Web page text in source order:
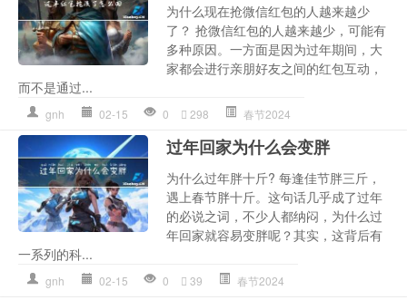
为什么现在抢微信红包的人越来越少
了？ 抢微信红包的人越来越少，可能有
多种原因。一方面是因为过年期间，大
家都会进行亲朋好友之间的红包互动，
而不是通过...
gnh 02-15 0 298 春节2024
过年回家为什么会变胖
为什么过年胖十斤? 每逢佳节胖三斤，
遇上春节胖十斤。这句话几乎成了过年
的必说之词，不少人都纳闷，为什么过
年回家就容易变胖呢？其实，这背后有
一系列的科...
gnh 02-15 0 39 春节2024